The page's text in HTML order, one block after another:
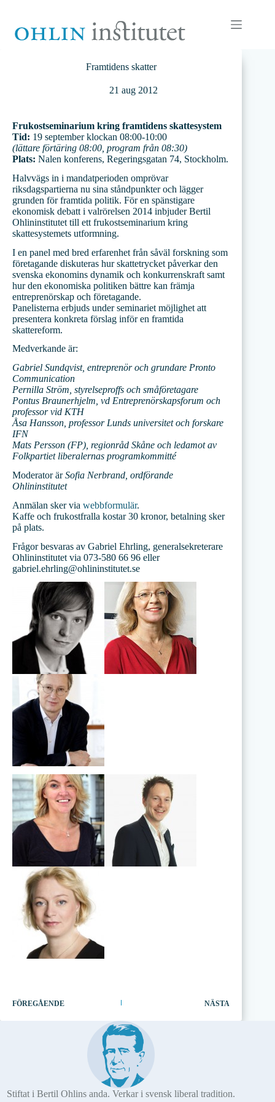
innehåll
Framtidens skatter
21 aug 2012
Frukostseminarium kring framtidens skattesystem
Tid: 19 september klockan 08:00-10:00
(lättare förtäring 08:00, program från 08:30)
Plats: Nalen konferens, Regeringsgatan 74, Stockholm.
Halvvägs in i mandatperioden omprövar
riksdagspartierna nu sina ståndpunkter och lägger
grunden för framtida politik. För en spänstigare
ekonomisk debatt i valrörelsen 2014 inbjuder Bertil
Ohlininstitutet till ett frukostseminarium kring
skattesystemets utformning.
I en panel med bred erfarenhet från såväl forskning som
företagande diskuteras hur skattetrycket påverkar den
svenska ekonomins dynamik och konkurrenskraft samt
hur den ekonomiska politiken bättre kan främja
entreprenörskap och företagande.
Panelisterna erbjuds under seminariet möjlighet att
presentera konkreta förslag inför en framtida
skattereform.
Medverkande är:
Gabriel Sundqvist, entreprenör och grundare Pronto
Communication
Pernilla Ström, styrelseproffs och småföretagare
Pontus Braunerhjelm, vd Entreprenörskapsforum och
professor vid KTH
Åsa Hansson, professor Lunds universitet och forskare
IFN
Mats Persson (FP), regionråd Skåne och ledamot av
Folkpartiet liberalernas programkommitté
Moderator ärSofia Nerbrand, ordförande
Ohlininstitutet
Anmälan sker via webbformulär.
Kaffe och frukostfralla kostar 30 kronor, betalning sker
på plats.
Frågor besvaras av Gabriel Ehrling, generalsekreterare
Ohlininstitutet via 073-580 66 96 eller
gabriel.ehrling@ohlininstitutet.se
FÖREGÅENDE NÄSTA
Stiftat i Bertil Ohlins anda. Verkar i svensk liberal tradition.